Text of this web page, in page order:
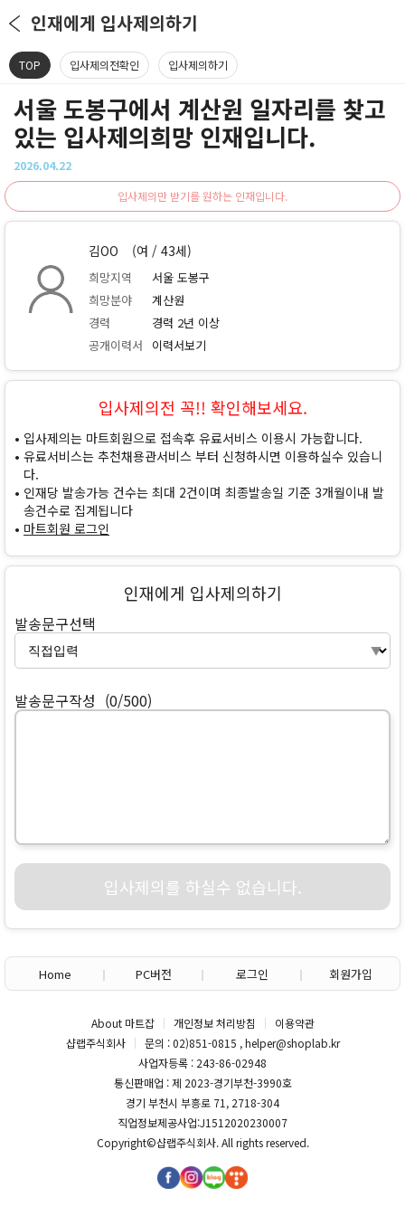
인재에게 입사제의하기
TOP 입사제의전확인 입사제의하기
서울 도봉구에서 계산원 일자리를 찾고
있는 입사제의희망 인재입니다.
2026.04.22
입사제의만 받기를 원하는 인재입니다.
김OO (여 / 43세)
희망지역
서울 도봉구
희망분야
계산원
경력
경력 2년 이상
공개이력서
이력서보기
입사제의전 꼭!! 확인해보세요.
입사제의는 마트회원으로 접속후 유료서비스 이용시 가능합니다.
유료서비스는 추천채용관서비스 부터 신청하시면 이용하실수 있습니
다.
인재당 발송가능 건수는 최대 2건이며 최종발송일 기준 3개월이내 발
송건수로 집계됩니다
마트회원 로그인
인재에게 입사제의하기
발송문구선택
발송문구작성 (0/500)
입사제의를 하실수 없습니다.
Home PC버전 로그인 회원가입
About 마트잡 개인정보 처리방침
이용약관
샵랩주식회사
문의 : 02)851-0815 , helper@shoplab.kr
사업자등록 : 243-86-02948
통신판매업 : 제 2023-경기부천-3990호
경기 부천시 부흥로 71, 2718-304
직업정보제공사업:J1512020230007
Copyright©샵랩주식회사. All rights reserved.